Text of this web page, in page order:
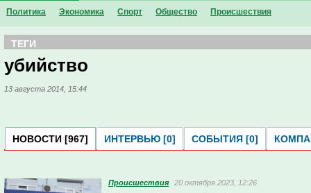
Политика Экономика Спорт Общество Проиcшествия
ТЕГИ
убийство
13 августа 2014, 15:44
НОВОСТИ [967] ИНТЕРВЬЮ [0] СОБЫТИЯ [0]
Проиcшествия 20 октября 2023, 12:26